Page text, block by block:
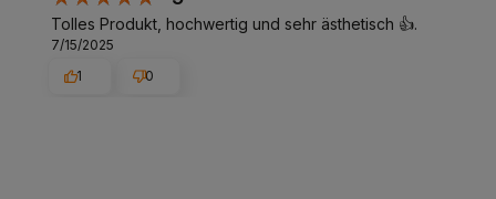
Tolles Produkt, hochwertig und sehr ästhetisch 👍️.
7/15/2025
1
0